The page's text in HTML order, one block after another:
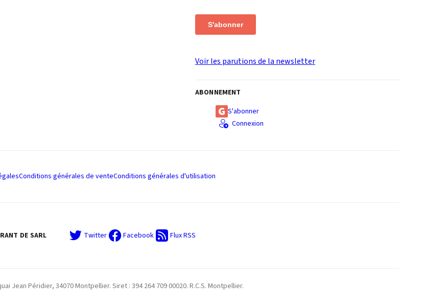
S'abonner
Voir les parutions de la newsletter
ABONNEMENT
S'abonner
Connexion
Conditions générales de venteConditions générales d'utilisation
DE SARL Twitter Facebook Flux RSS
Jean Péridier, 34070 Montpellier. Siret : 394 264 709 00020. R.C.S. Montpellier.